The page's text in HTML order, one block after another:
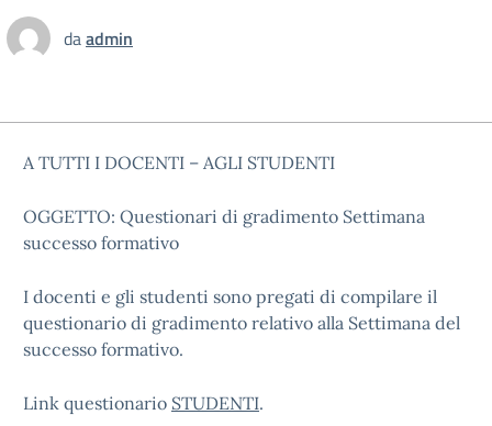
daadmin
A TUTTI I DOCENTI – AGLI STUDENTI
OGGETTO: Questionari di gradimento Settimana
successo formativo
I docenti e gli studenti sono pregati di compilare il
questionario di gradimento relativo alla Settimana del
successo formativo.
Link questionario STUDENTI.